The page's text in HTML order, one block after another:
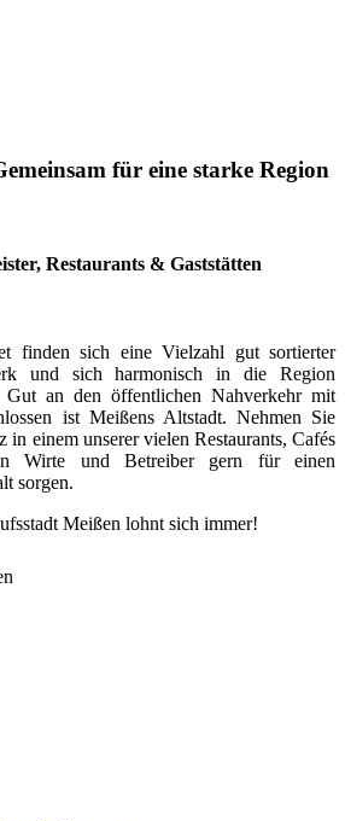
für eine starke Region
Restaurants & Gaststätten
finden sich eine Vielzahl gut sortierter
und sich harmonisch in die Region
Gut an den öffentlichen Nahverkehr mit
ist Meißens Altstadt. Nehmen Sie
in einem unserer vielen Restaurants, Cafés
Wirte und Betreiber gern für einen
sorgen.
Meißen lohnt sich immer!